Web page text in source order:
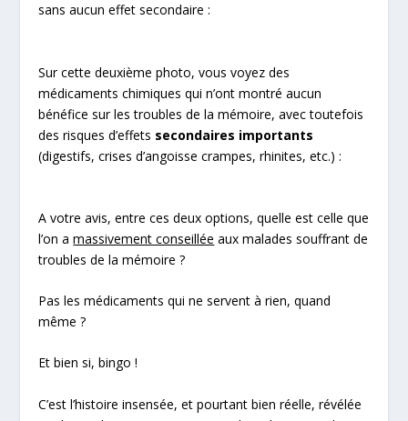
sans aucun effet secondaire :
Sur cette deuxième photo, vous voyez des
médicaments chimiques qui n’ont montré aucun
bénéfice sur les troubles de la mémoire, avec toutefois
des risques d’effets secondaires importants
(digestifs, crises d’angoisse crampes, rhinites, etc.) :
A votre avis, entre ces deux options, quelle est celle que
l’on amassivement conseillée aux malades souffrant de
troubles de la mémoire ?
Pas les médicaments qui ne servent à rien, quand
même ?
Et bien si, bingo !
C’est l’histoire insensée, et pourtant bien réelle, révélée